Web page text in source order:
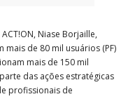
Niase Borjaille,
de 80 mil usuários (PF)
mais de 150 mil
das ações estratégicas
profissionais de